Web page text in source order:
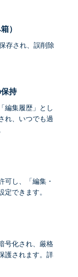
）
存され、誤削除
持
編集履歴」とし
れ、いつでも過
可し、「編集・
できます。
号化され、厳格
護されます。詳